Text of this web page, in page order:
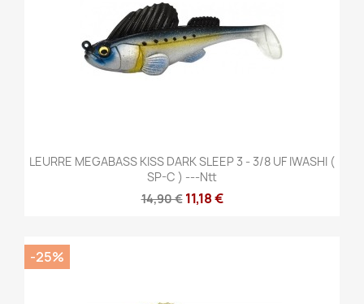
LEURRE MEGABASS KISS DARK SLEEP 3 - 3/8 UF IWASHI (
SP-C ) ---ntt
14,90 € 11,18 €
-25%